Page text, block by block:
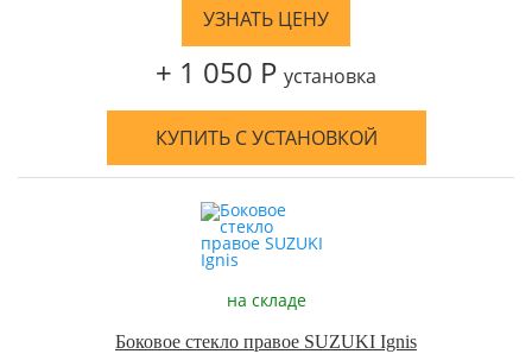
УЗНАТЬ ЦЕНУ
+ 1 050 Р установка
КУПИТЬ С УСТАНОВКОЙ
на складе
Боковое стекло правое SUZUKI Ignis